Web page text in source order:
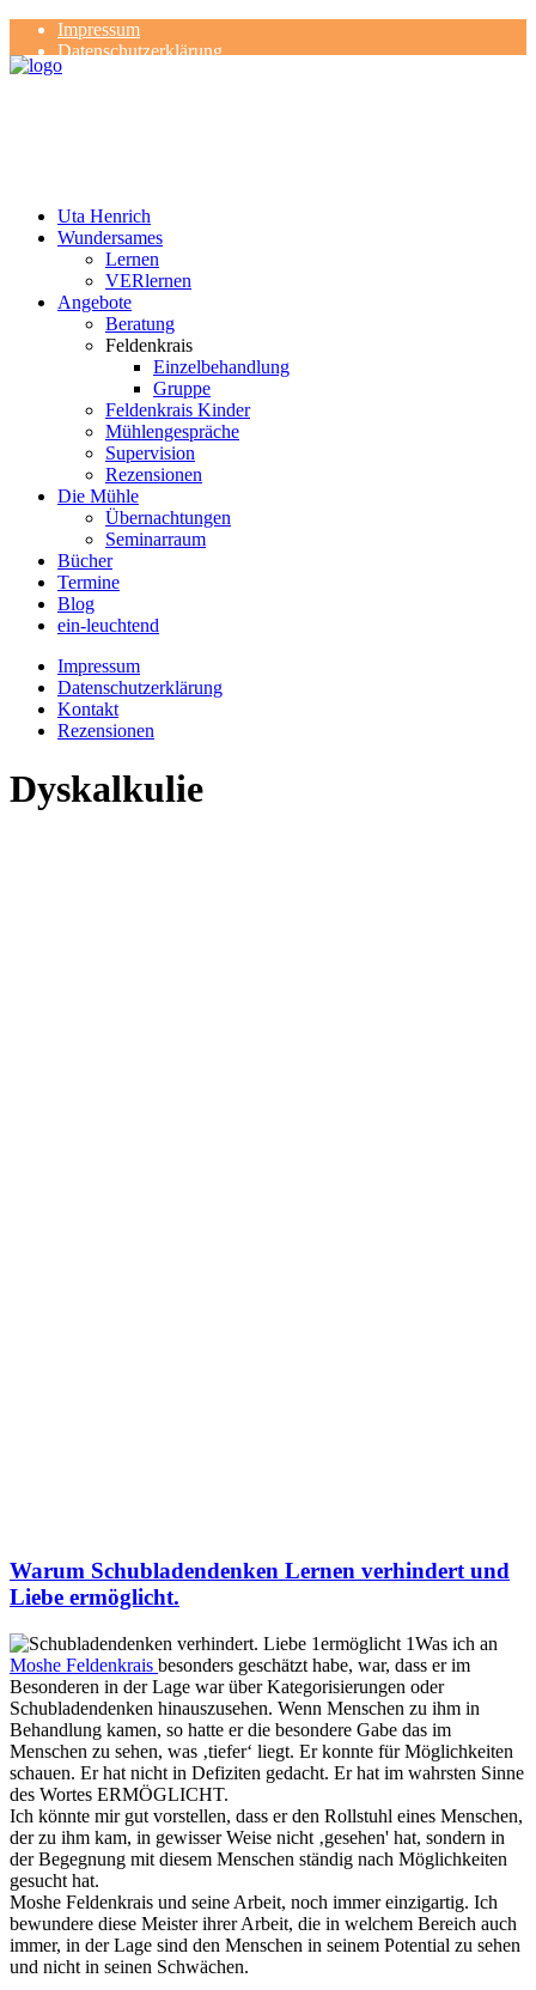
Impressum
Datenschutzerklärung
Kontakt
Uta Henrich
Wundersames
Lernen
VERlernen
Angebote
Beratung
Feldenkrais
Einzelbehandlung
Gruppe
Feldenkrais Kinder
Mühlengespräche
Supervision
Rezensionen
Die Mühle
Übernachtungen
Seminarraum
Bücher
Termine
Blog
ein-leuchtend
Impressum
Datenschutzerklärung
Kontakt
Rezensionen
Dyskalkulie
Warum Schubladendenken Lernen verhindert und
Liebe ermöglicht.
Was ich an
Moshe Feldenkrais besonders geschätzt habe, war, dass er im
Besonderen in der Lage war über Kategorisierungen oder
Schubladendenken hinauszusehen. Wenn Menschen zu ihm in
Behandlung kamen, so hatte er die besondere Gabe das im
Menschen zu sehen, was ‚tiefer‘ liegt. Er konnte für Möglichkeiten
schauen. Er hat nicht in Defiziten gedacht. Er hat im wahrsten Sinne
des Wortes ERMÖGLICHT.
Ich könnte mir gut vorstellen, dass er den Rollstuhl eines Menschen,
der zu ihm kam, in gewisser Weise nicht ‚gesehen' hat, sondern in
der Begegnung mit diesem Menschen ständig nach Möglichkeiten
gesucht hat.
Moshe Feldenkrais und seine Arbeit, noch immer einzigartig. Ich
bewundere diese Meister ihrer Arbeit, die in welchem Bereich auch
immer, in der Lage sind den Menschen in seinem Potential zu sehen
und nicht in seinen Schwächen.